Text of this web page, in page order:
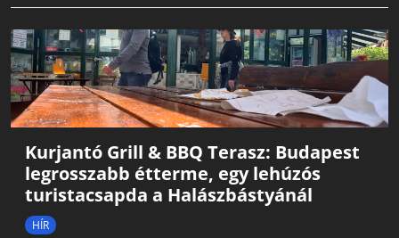
Kurjantó Grill & BBQ Terasz: Budapest
legrosszabb étterme, egy lehúzós
turistacsapda a Halászbástyánál
HÍR